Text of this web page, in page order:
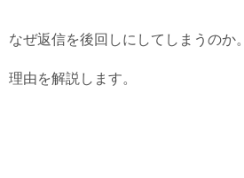
なぜ返信を後回しにしてしまうのか。
理由を解説します。